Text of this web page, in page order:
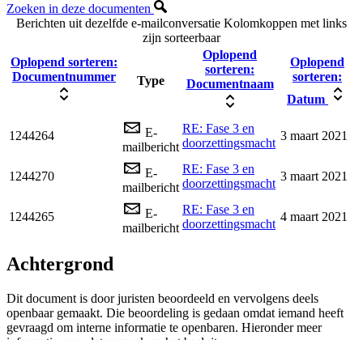
Zoeken in deze documenten
Berichten uit dezelfde e-mailconversatie Kolomkoppen met links
zijn sorteerbaar
Oplopend sorteren:
Documentnummer
Type
Oplopend
sorteren:
Documentnaam
Oplopend
sorteren:
Datum
1244264
E-
mailbericht
RE: Fase 3 en
doorzettingsmacht
3 maart 2021
1244270
E-
mailbericht
RE: Fase 3 en
doorzettingsmacht
3 maart 2021
1244265
E-
mailbericht
RE: Fase 3 en
doorzettingsmacht
4 maart 2021
Achtergrond
Dit document is door juristen beoordeeld en vervolgens deels
openbaar gemaakt. Die beoordeling is gedaan omdat iemand heeft
gevraagd om interne informatie te openbaren. Hieronder meer